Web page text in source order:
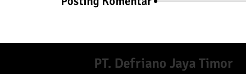
PT. Defriano Jaya Timor